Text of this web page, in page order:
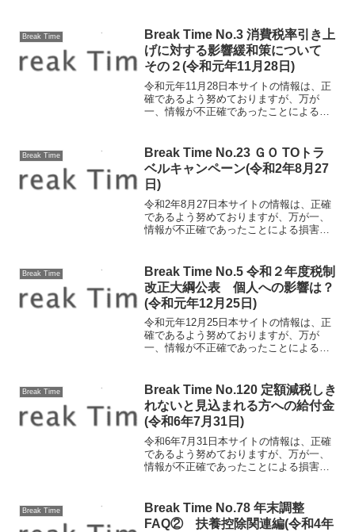
使っている方なら［Ctrl］＋［C］（コピ
ー）、...
Break Time
Break Time No.3 消費税率引き上
げに対する影響緩和策について
その２(令和元年11月28日)
令和元年11月28日本サイトの情報は、正
確であるよう努めておりますが、万が
一、情報が不正確であったことによる損
策について その２ 消費税率引き上げ
に対する影響の緩和策のう...
Break Time
Break Time No.23 ＧＯ TOトラ
ベルキャンペーン(令和2年8月27
日)
令和2年8月27日本サイトの情報は、正確
であるよう努めておりますが、万が一、
情報が不正確であったことによる損害に
から始まっています。よく聞くけれど詳
しい仕組みが...
Break Time
Break Time No.5 令和２年度税制
改正大綱公表 個人への影響は？
(令和元年12月25日)
令和元年12月25日本サイトの情報は、正
確であるよう努めておりますが、万が
一、情報が不正確であったことによる損
への影響は？ 令和元年12月12日、「令
和2年度税制改正大綱...
Break Time
Break Time No.120 定額減税しき
れないと見込まれる方への給付金
(令和6年7月31日)
令和6年7月31日本サイトの情報は、正確
であるよう努めておりますが、万が一、
情報が不正確であったことによる損害に
付金 令和6年6月から開始された定額減
税ですが、今回は定...
Break Time
Break Time No.78 年末調整
FAQ② 扶養控除関連編(令和4年